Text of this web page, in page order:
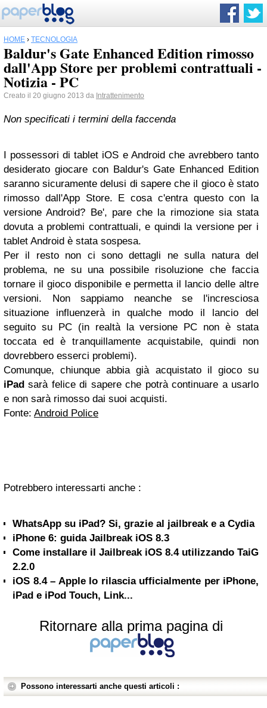
HOME › TECNOLOGIA
Baldur's Gate Enhanced Edition rimosso
dall'App Store per problemi contrattuali -
Notizia - PC
Creato il 20 giugno 2013 da Intrattenimento
Non specificati i termini della faccenda
I possessori di tablet iOS e Android che avrebbero tanto
desiderato giocare con Baldur's Gate Enhanced Edition
saranno sicuramente delusi di sapere che il gioco è stato
rimosso dall'App Store. E cosa c'entra questo con la
versione Android? Be', pare che la rimozione sia stata
dovuta a problemi contrattuali, e quindi la versione per i
tablet Android è stata sospesa.
Per il resto non ci sono dettagli ne sulla natura del
problema, ne su una possibile risoluzione che faccia
tornare il gioco disponibile e permetta il lancio delle altre
versioni. Non sappiamo neanche se l'incresciosa
situazione influenzerà in qualche modo il lancio del
seguito su PC (in realtà la versione PC non è stata
toccata ed è tranquillamente acquistabile, quindi non
dovrebbero esserci problemi).
Comunque, chiunque abbia già acquistato il gioco su
iPad sarà felice di sapere che potrà continuare a usarlo
e non sarà rimosso dai suoi acquisti.
Fonte: Android Police
Potrebbero interessarti anche :
WhatsApp su iPad? Si, grazie al jailbreak e a Cydia
iPhone 6: guida Jailbreak iOS 8.3
Come installare il Jailbreak iOS 8.4 utilizzando TaiG
2.2.0
iOS 8.4 – Apple lo rilascia ufficialmente per iPhone,
iPad e iPod Touch, Link...
Ritornare alla prima pagina di
Possono interessarti anche questi articoli :